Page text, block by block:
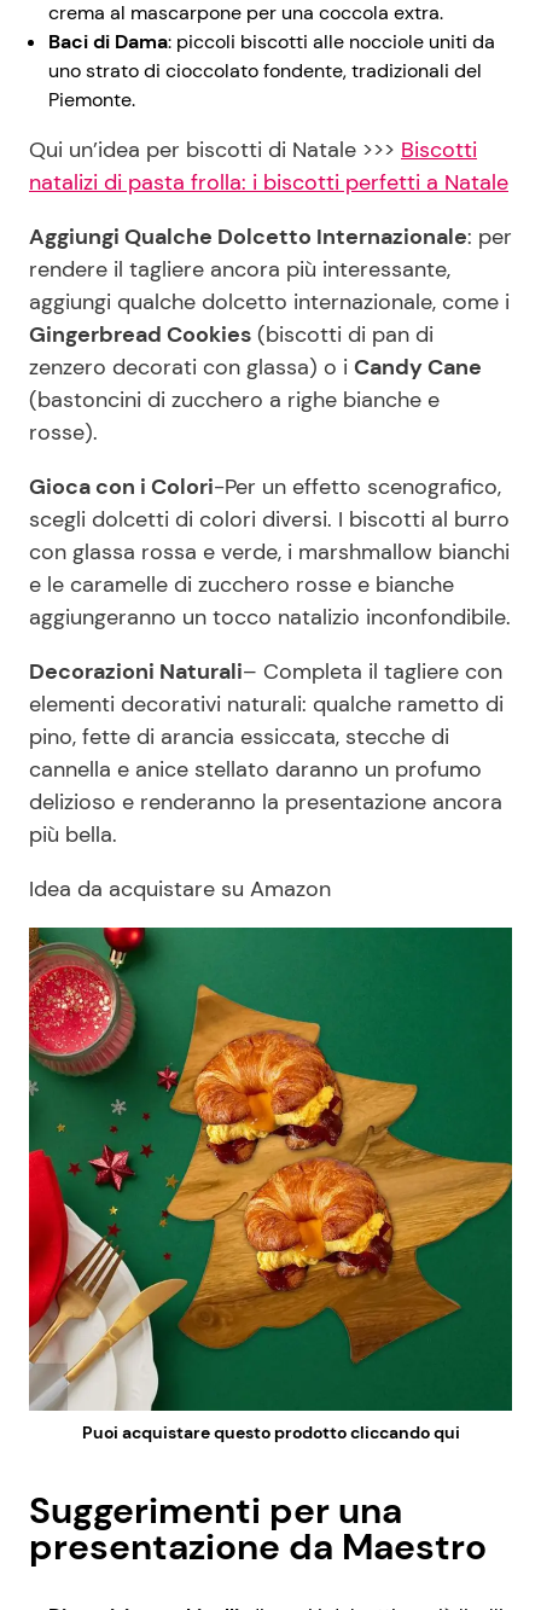
crema al mascarpone per una coccola extra.
Baci di Dama: piccoli biscotti alle nocciole uniti da
uno strato di cioccolato fondente, tradizionali del
Piemonte.
Qui un’idea per biscotti di Natale >>> Biscotti
natalizi di pasta frolla: i biscotti perfetti a Natale
Aggiungi Qualche Dolcetto Internazionale: per
rendere il tagliere ancora più interessante,
aggiungi qualche dolcetto internazionale, come i
Gingerbread Cookies (biscotti di pan di
zenzero decorati con glassa) o i Candy Cane
(bastoncini di zucchero a righe bianche e
rosse).
Gioca con i Colori-Per un effetto scenografico,
scegli dolcetti di colori diversi. I biscotti al burro
con glassa rossa e verde, i marshmallow bianchi
e le caramelle di zucchero rosse e bianche
aggiungeranno un tocco natalizio inconfondibile.
Decorazioni Naturali– Completa il tagliere con
elementi decorativi naturali: qualche rametto di
pino, fette di arancia essiccata, stecche di
cannella e anice stellato daranno un profumo
delizioso e renderanno la presentazione ancora
più bella.
Idea da acquistare su Amazon
Puoi acquistare questo prodotto cliccando qui
Suggerimenti per una
presentazione da Maestro